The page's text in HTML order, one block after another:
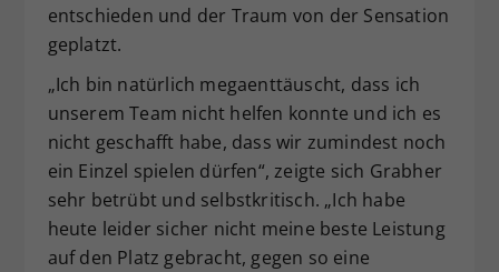
entschieden und der Traum von der Sensation
geplatzt.
„Ich bin natürlich megaenttäuscht, dass ich
unserem Team nicht helfen konnte und ich es
nicht geschafft habe, dass wir zumindest noch
ein Einzel spielen dürfen“, zeigte sich Grabher
sehr betrübt und selbstkritisch. „Ich habe
heute leider sicher nicht meine beste Leistung
auf den Platz gebracht, gegen so eine